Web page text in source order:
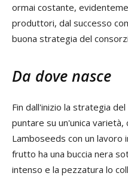
ormai costante,
produttori, dal successo
buona strategia del
Da dove nasce
Fin dall'inizio la strategia
puntare su un'unica
Lamboseeds con un lavoro
frutto ha una buccia nera
intenso e la pezzatura lo